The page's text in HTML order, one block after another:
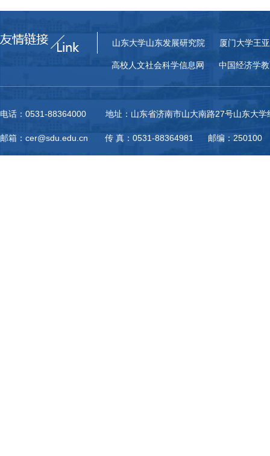
山东大学山东发展研究院 厦门大学王
高校人文社会科学信息网 中国经济学
电话：0531-88364000 地址：山东省济南市山大南路27号山东大学
邮箱：cer@sdu.edu.cn 传 真：0531-88364981 邮编：250100